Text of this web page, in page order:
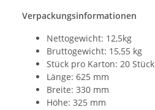
Verpackungsinformationen
Nettogewicht: 12,5kg
Bruttogewicht: 15,55 kg
Stück pro Karton: 20 Stück
Länge: 625 mm
Breite: 330 mm
Höhe: 325 mm